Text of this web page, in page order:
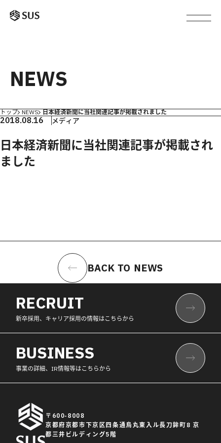
NEWS
トップ NEWS 日本経済新聞に当社関連記事が掲載されました
2018.08.16 メディア
日本経済新聞に当社関連記事が掲載され
ました
BACK TO NEWS
RECRUIT
新卒採用、キャリア採用の情報はこちらから
BUSINESS
事業の詳細、IR情報等はこちらから
〒600-8008
京都府京都市下京区四条通烏丸東入ル長刀鉾町8 京
都三井ビルディング5階